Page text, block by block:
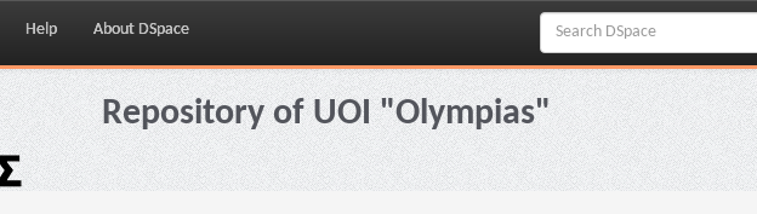
Help About DSpace
Repository of UOI "Olympias"